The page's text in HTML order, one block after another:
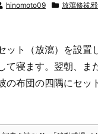
hinomoto09 放瀉修祓
ット（放瀉）を設置
て寝ます。翌朝、ま
の布団の四隅にセッ